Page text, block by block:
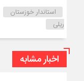
استاندار خوزستان
ریلی
اخبار مشابه